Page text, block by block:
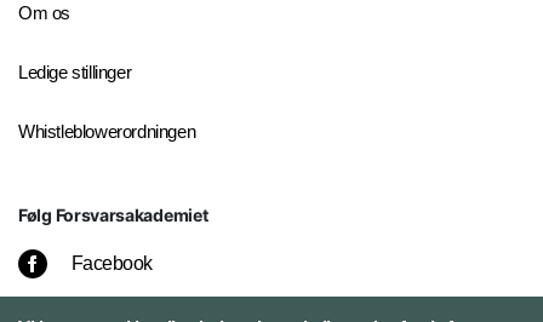
Om os
Ledige stillinger
Whistleblowerordningen
Følg Forsvarsakademiet
Facebook